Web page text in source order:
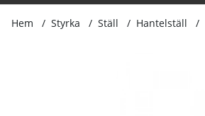
Hem Styrka Ställ Hantelställ